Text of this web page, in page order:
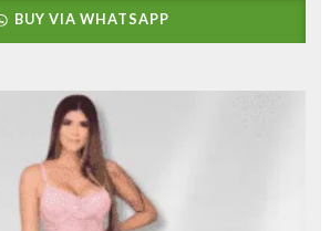
BUY VIA WHATSAPP